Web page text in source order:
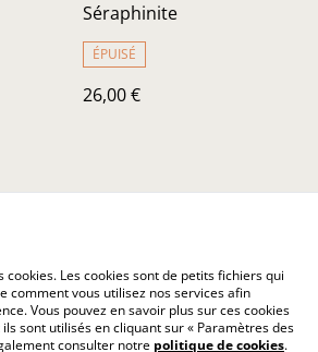
Séraphinite
ÉPUISÉ
26,00 €
Conditions Générales
Cookies
de vos trésors
Les cookies sont de petits fichiers qui
comment vous utilisez nos services afin
Vous pouvez en savoir plus sur ces cookies
sont utilisés en cliquant sur « Paramètres des
consulter notre politique de cookies.